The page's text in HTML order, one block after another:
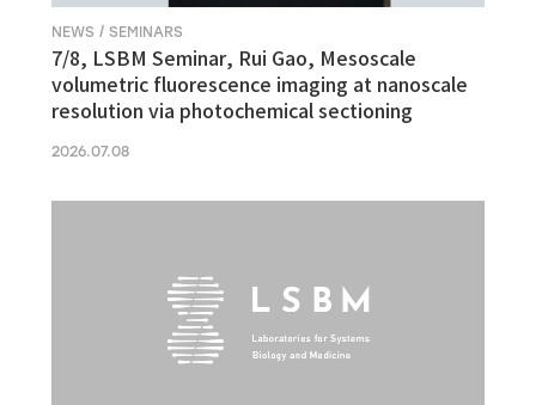
NEWS / SEMINARS
7/8, LSBM Seminar, Rui Gao, Mesoscale
volumetric fluorescence imaging at nanoscale
resolution via photochemical sectioning
2026.07.08